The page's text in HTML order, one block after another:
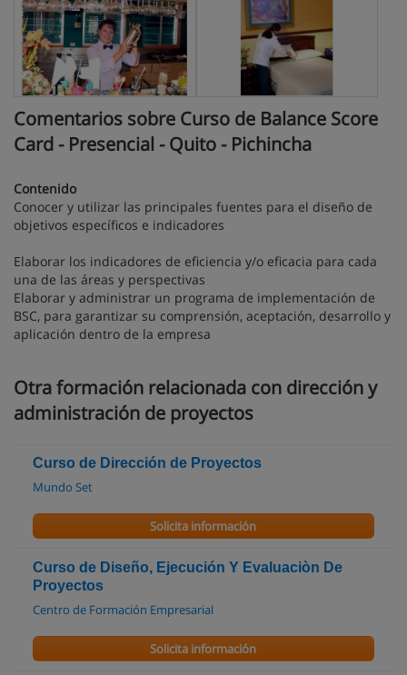
Comentarios sobre Curso de Balance Score
Card - Presencial - Quito - Pichincha
Contenido
Conocer y utilizar las principales fuentes para el diseño de
objetivos específicos e indicadores
Elaborar los indicadores de eficiencia y/o eficacia para cada
una de las áreas y perspectivas
Elaborar y administrar un programa de implementación de
BSC, para garantizar su comprensión, aceptación, desarrollo y
aplicación dentro de la empresa
Otra formación relacionada con dirección y
administración de proyectos
Curso de Dirección de Proyectos
Mundo Set
Solicita información
Curso de Diseño, Ejecución Y Evaluaciòn De
Proyectos
Centro de Formación Empresarial
Solicita información